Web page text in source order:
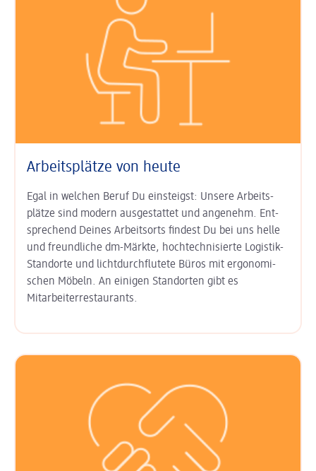
Arbeitsplätze von heute
Egal in welchen Beruf Du einsteigst: Unsere Arbeits­
plätze sind modern aus­gestattet und angenehm. Ent­
sprechend Deines Arbeits­orts findest Du bei uns helle
und freund­liche dm-Märkte, hoch­technisierte Logistik-
Standorte und licht­durchflutete Büros mit ergo­nomi­
schen Möbeln. An einigen Stand­orten gibt es
Mitarbeiter­restaurants.